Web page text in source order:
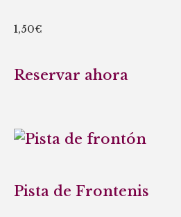
1,50€
Reservar ahora
Pista de Frontenis